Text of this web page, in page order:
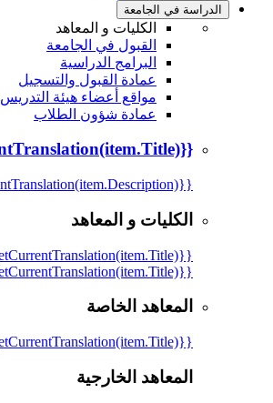
الدراسة في الجامعة
الكليات و المعاهد
القبول في الجامعة
البرامج الدراسية
عمادة القبول والتسجيل
مواقع أعضاء هيئة التدريس
عمادة شؤون الطلاب
{{mmc.getCurrentTranslation(item.Title)}}
{{mmc.getCurrentTranslation(item.Description)}}
الكليات و المعاهد
{{mmc.getCurrentTranslation(item.Title)}}
{{mmc.getCurrentTranslation(item.Title)}}
المعاهد الخاصة
{{mmc.getCurrentTranslation(item.Title)}}
المعاهد الخارجية